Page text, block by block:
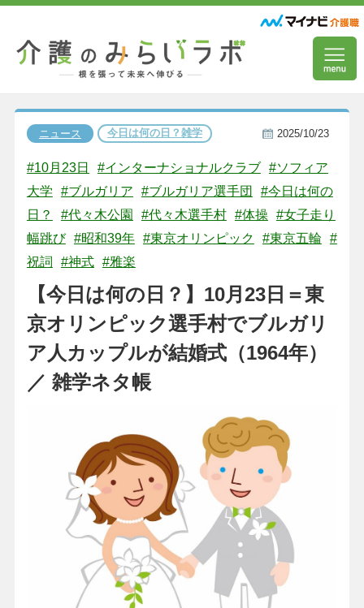
ニュース 今日は何の日？雑学 2025/10/23
#10月23日 #インターナショナルクラブ #ソフィア
大学
#ブルガリア #ブルガリア選手団
#今日は何の
日？
#代々木公園 #代々木選手村 #体操 #女子走り
幅跳び #昭和39年 #東京オリンピック #東京五輪 #
祝詞
#神式 #雅楽
【今日は何の日？】10月23日＝東
京オリンピック選手村でブルガリ
ア人カップルが結婚式（1964年）
／ 雑学ネタ帳